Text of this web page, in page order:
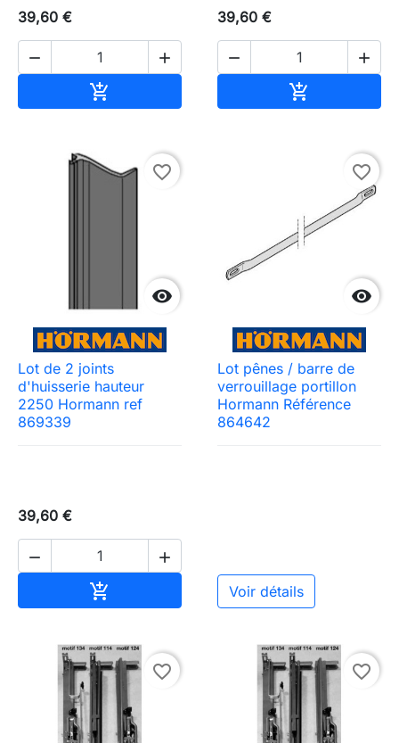
39,60 €
 

39,60 €
 


favorite_border
Lot de 2 joints
d'huisserie hauteur
2250 Hormann ref
869339
39,60 €
 


favorite_border
Lot pênes / barre de
verrouillage portillon
Hormann Référence
864642
Voir détails
favorite_border favorite_border